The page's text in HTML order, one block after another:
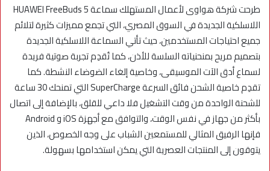
طرحت شركة هواوى لأعمال المستهلك سماعة HUAWEI FreeBuds 5
اللاسلكية الجديدة في السوق المصري، التي تجمع مميزات كثيرة لتلائم
جميع احتياجات المستخدمين، حيث تأتي السماعة اللاسلكية الجديدة
بتصميم مريح بمنحنياته السلسة للأذن، كما تُقدِم تجربة صوتية فريدة
لسماع أدق الآت الموسيقى، وخاصية إلغاء الضوضاء النشطة. كما
تقدِم خاصية الشحن فائق السرعة SuperCharge التي تمنحك 30 ساعة
للشحنة الواحدة من وقت التشغيل فلا داعي للقلق، بالإضافة إلى اتصال
بأكثر من جهاز في نفس الوقت، والتوافق مع أجهزة iOS و Android
فإنها الرفيق المثالي للمستمعين الشباب على وجه الخصوص، الذين
يتوقون إلى المنتجات العصرية التي يمكن استخدامها بسهولة.